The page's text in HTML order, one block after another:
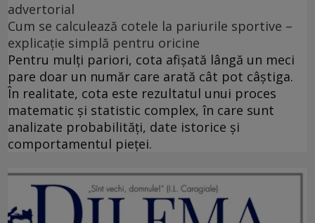
advertorial
Cum se calculează cotele la pariurile sportive –
explicație simplă pentru oricine
Pentru mulți pariori, cota afișată lângă un meci
pare doar un număr care arată cât pot câștiga.
În realitate, cota este rezultatul unui proces
matematic și statistic complex, în care sunt
analizate probabilități, date istorice și
comportamentul pieței.